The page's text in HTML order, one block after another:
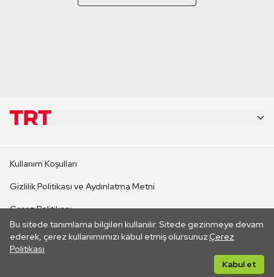
Bu sitede tanımlama bilgileri kullanılır. Sitede gezinmeye devam
ederek, çerez kullanımımızı kabul etmiş olursunuz.Çerez
Politikası
Kabul et
CANLI YAYINLAR
Kullanım Koşulları
Gizlilik Politikası ve Aydınlatma Metni
Çerez Politikası
İletişim
Her hakkı saklıdır. ©2026 TRT. Bağlantı yoluyla gidilen dış